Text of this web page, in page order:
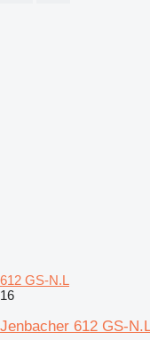
612 GS-N.L
16
Jenbacher 612 GS-